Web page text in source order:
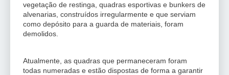
vegetação de restinga, quadras esportivas e bunkers de
alvenarias, construídos irregularmente e que serviam
como depósito para a guarda de materiais, foram
demolidos.
Atualmente, as quadras que permaneceram foram
todas numeradas e estão dispostas de forma a garantir